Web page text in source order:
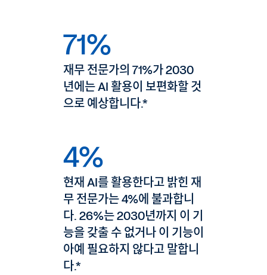
71%
재무 전문가의 71%가 2030
년에는 AI 활용이 보편화할 것
으로 예상합니다.*
4%
현재 AI를 활용한다고 밝힌 재
무 전문가는 4%에 불과합니
다. 26%는 2030년까지 이 기
능을 갖출 수 없거나 이 기능이
아예 필요하지 않다고 말합니
다.*